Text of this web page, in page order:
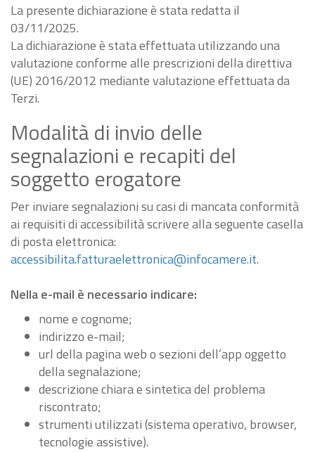
La presente dichiarazione è stata redatta il
03/11/2025.
La dichiarazione è stata effettuata utilizzando una
valutazione conforme alle prescrizioni della direttiva
(UE) 2016/2012 mediante valutazione effettuata da
Terzi.
Modalità di invio delle
segnalazioni e recapiti del
soggetto erogatore
Per inviare segnalazioni su casi di mancata conformità
ai requisiti di accessibilità scrivere alla seguente casella
di posta elettronica:
accessibilita.fatturaelettronica@infocamere.it.
Nella e-mail è necessario indicare:
nome e cognome;
indirizzo e-mail;
url della pagina web o sezioni dell’app oggetto
della segnalazione;
descrizione chiara e sintetica del problema
riscontrato;
strumenti utilizzati (sistema operativo, browser,
tecnologie assistive).